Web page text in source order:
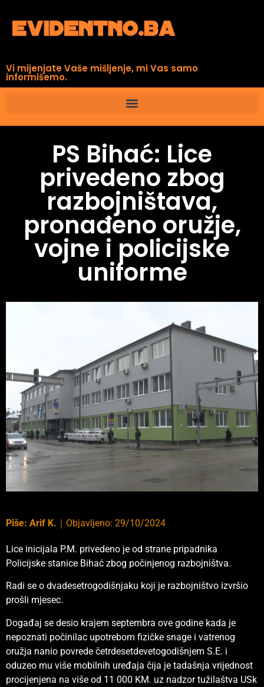
Vi mijenjate Vaše mišljenje, mi Vas samo
informišemo.
PS Bihać: Lice
privedeno zbog
razbojništava,
pronađeno oružje,
vojne i policijske
uniforme
Piše: Arif K. ｜ Objavljeno: 29/10/2024
Lice inicijala P.M. privedeno je od strane pripadnika
Policijske stanice Bihać zbog počinjenog razbojništva.
Radi se o dvadesetrogodišnjaku koji je razbojništvo izvršio
prošli mjesec.
Događaj se desio krajem septembra ove godine kada je
nepoznati počinilac upotrebom fizičke snage i vatrenog
oružja nanio povrede četrdesetdevetogodišnjem S.E. i
oduzeo mu više mobilnih uređaja čija je tadašnja vrijednost
procijenjena na više od 11 000 KM. uz nadzor tužilaštva USk